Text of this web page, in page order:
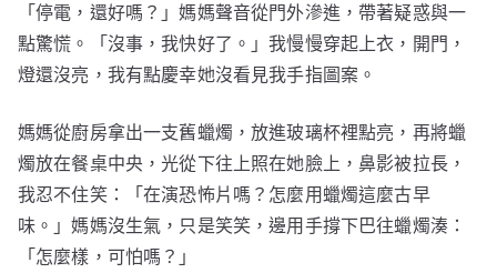
「停電，還好嗎？」媽媽聲音從門外滲進，帶著疑惑與一
點驚慌。「沒事，我快好了。」我慢慢穿起上衣，開門，
燈還沒亮，我有點慶幸她沒看見我手指圖案。
媽媽從廚房拿出一支舊蠟燭，放進玻璃杯裡點亮，再將蠟
燭放在餐桌中央，光從下往上照在她臉上，鼻影被拉長，
我忍不住笑：「在演恐怖片嗎？怎麼用蠟燭這麼古早
味。」媽媽沒生氣，只是笑笑，邊用手撐下巴往蠟燭湊：
「怎麼樣，可怕嗎？」